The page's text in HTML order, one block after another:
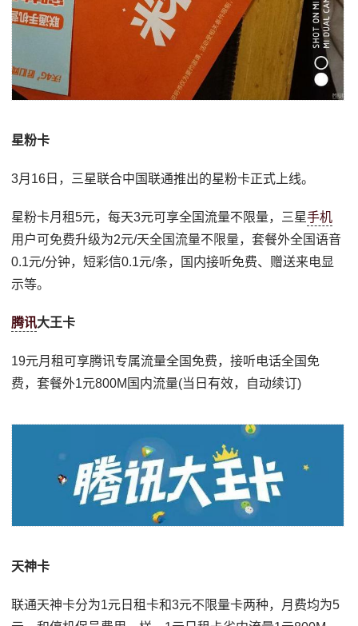
星粉卡
3月16日，三星联合中国联通推出的星粉卡正式上线。
星粉卡月租5元，每天3元可享全国流量不限量，三星手机
用户可免费升级为2元/天全国流量不限量，套餐外全国语音
0.1元/分钟，短彩信0.1元/条，国内接听免费、赠送来电显
示等。
腾讯大王卡
19元月租可享腾讯专属流量全国免费，接听电话全国免
费，套餐外1元800M国内流量(当日有效，自动续订)
天神卡
联通天神卡分为1元日租卡和3元不限量卡两种，月费均为5